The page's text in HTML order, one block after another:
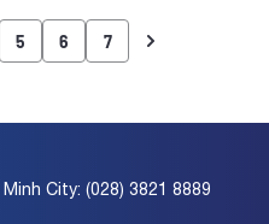
5 6 7
City: (028) 3821 8889